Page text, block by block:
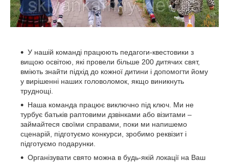
У нашій команді працюють педагоги-квестовики з
вищою освітою, які провели більше 200 дитячих свят,
вміють знайти підхід до кожної дитини і допомогти йому
у вирішенні наших головоломок, якщо виникнуть
труднощі.
Наша команда працює виключно під ключ. Ми не
турбує батьків раптовими дзвінками або візитами –
займайтеся своїми справами, поки ми напишемо
сценарій, підготуємо конкурси, зробимо реквізит і
підготуємо подарунки.
Організувати свято можна в будь-якій локації на Ваш